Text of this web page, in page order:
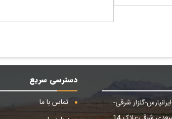
گلزار شرقی-
دسترسی سریع
تماس با ما